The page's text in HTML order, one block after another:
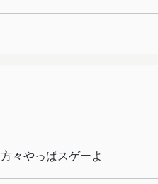
々やっぱスゲーよ